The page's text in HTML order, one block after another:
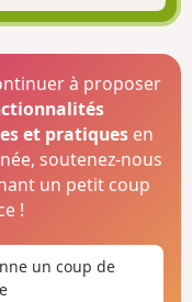
à proposer
et pratiques en
soutenez-nous
un petit coup
!
un coup de